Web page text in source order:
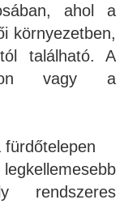
ahol a
környezetben,
található. A
vagy a
fürdőtelepen
rendszeres